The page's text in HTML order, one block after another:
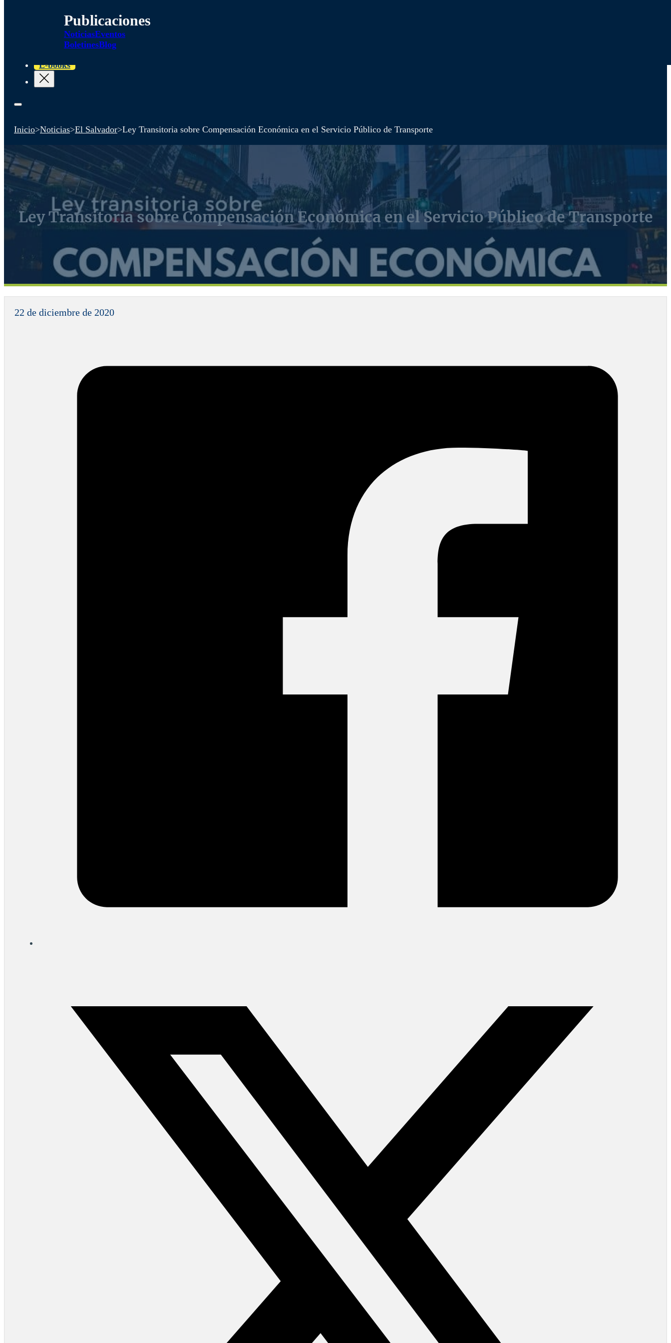
Publicaciones
NoticiasEventos
BoletinesBlog
E-books
Inicio>Noticias>El Salvador>Ley Transitoria sobre Compensación Económica en el Servicio Público de Transporte
Ley Transitoria sobre Compensación Económica en el Servicio Público de Transporte
22 de diciembre de 2020